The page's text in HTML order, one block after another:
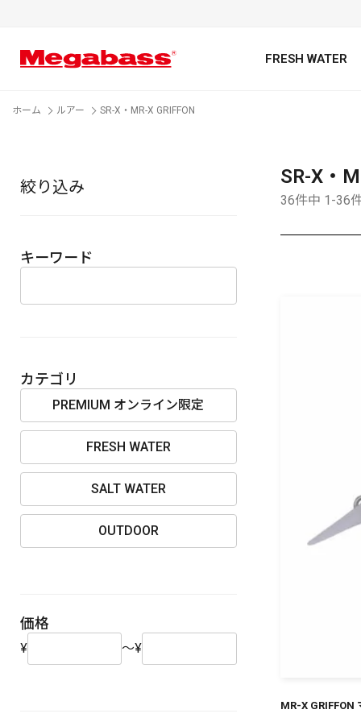
FRESH WATER
カテゴリ
価格
ホーム ルアー SR-X・MR-X GRIFFON
絞り込み
キーワード
カテゴリ
PREMIUM オンライン限定
FRESH WATER
SALT WATER
OUTDOOR
価格
¥ ～¥
SR-X・
36件中 1-36
MR-X GRIFFON